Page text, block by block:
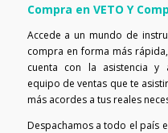
Compra en VETO Y
Accede a un mundo de
compra en forma más
cuenta con la asistencia y
equipo de ventas que te
más acordes a tus reales
Despachamos a todo el país